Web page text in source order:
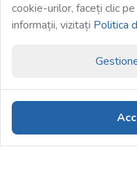
cookie-urilor, faceți clic
informații, vizitați Politica